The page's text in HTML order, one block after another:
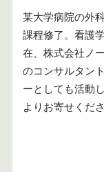
某大学病院の外
課程修了。看護
在、株式会社ノ
のコンサルタン
ーとしても活動
よりお寄せくださ